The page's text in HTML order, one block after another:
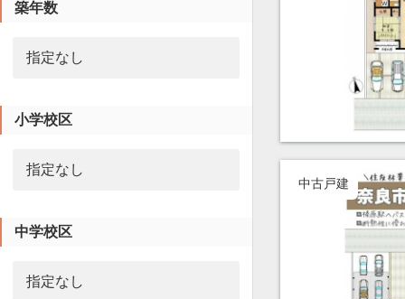
築年数
小学校区
中学校区
中古戸建